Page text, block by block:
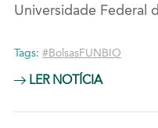
Universidade Federal
Tags: #BolsasFUNBIO
LER NOTÍCIA